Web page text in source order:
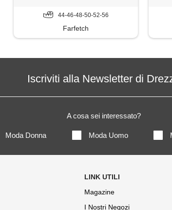
44-46-48-50-52-56
Farfetch
Iscriviti alla Newsletter di
A cosa sei interessato?
Moda Donna Moda Uomo
Magazine
I Nostri Negozi